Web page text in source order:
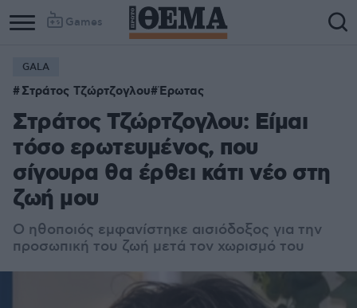
Games
GALA
Στράτος Τζώρτζογλου Έρωτας
Στράτος Τζώρτζογλου: Είμαι
τόσο ερωτευμένος, που
σίγουρα θα έρθει κάτι νέο στη
ζωή μου
Ο ηθοποιός εμφανίστηκε αισιόδοξος για την
προσωπική του ζωή μετά τον χωρισμό του